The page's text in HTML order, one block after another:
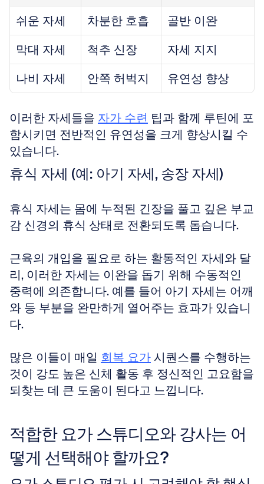
쉬운 자세
차분한 호흡
골반 이완
막대 자세
척추 신장
자세 지지
나비 자세
안쪽 허벅지 유연성 향상
이러한 자세들을 자가 수련 팁과 함께 루틴에 포
함시키면 전반적인 유연성을 크게 향상시킬 수
있습니다.
휴식 자세 (예: 아기 자세, 송장 자세)
휴식 자세는 몸에 누적된 긴장을 풀고 깊은 부교
감 신경의 휴식 상태로 전환되도록 돕습니다.
근육의 개입을 필요로 하는 활동적인 자세와 달
리, 이러한 자세는 이완을 돕기 위해 수동적인
중력에 의존합니다. 예를 들어 아기 자세는 어깨
와 등 부분을 완만하게 열어주는 효과가 있습니
다.
많은 이들이 매일 회복 요가 시퀀스를 수행하는
것이 강도 높은 신체 활동 후 정신적인 고요함을
되찾는 데 큰 도움이 된다고 느낍니다.
적합한 요가 스튜디오와 강사는 어
떻게 선택해야 할까요?